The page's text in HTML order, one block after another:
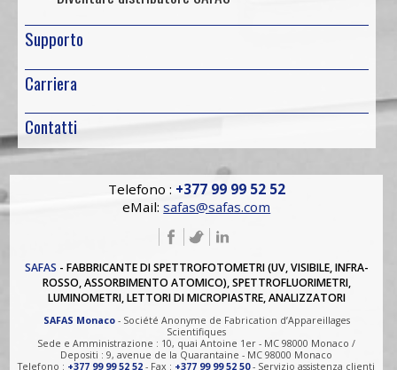
Supporto
Carriera
Contatti
Telefono : +377 99 99 52 52
eMail:safas@safas.com
SAFAS - FABBRICANTE DI SPETTROFOTOMETRI (UV, VISIBILE, INFRA-
ROSSO, ASSORBIMENTO ATOMICO), SPETTROFLUORIMETRI,
LUMINOMETRI, LETTORI DI MICROPIASTRE, ANALIZZATORI
SAFAS Monaco- Société Anonyme de Fabrication d’Appareillages
Scientifiques
Sede e Amministrazione : 10, quai Antoine 1er - MC 98000 Monaco /
Depositi : 9, avenue de la Quarantaine - MC 98000 Monaco
Telefono : +377 99 99 52 52 - Fax : +377 99 99 52 50- Servizio assistenza clienti